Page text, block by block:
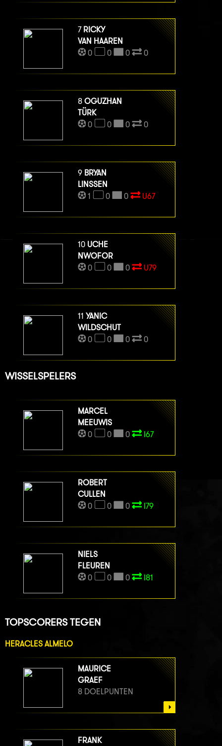
7 RICKY
VAN HAAREN
0
0 0 0
8 OGUZHAN
TÜRK
0
0 0 0
9 BRYAN
LINSSEN
1
0 0 U67
10 UCHE
NWOFOR
0
0 0 U79
11 YANIC
WILDSCHUT
0
0 0 0
WISSELSPELERS
MARCEL
MEEUWIS
0
0 0 I67
ROBERT
CULLEN
0
0 0 I79
NIELS
FLEUREN
0
0 0 I81
TOPSCORERS TEGEN
HERACLES ALMELO
MAURICE
GRAEF
8 DOELPUNTEN
FRANK